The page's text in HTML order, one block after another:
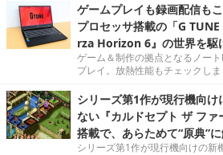
ゲームプレイも録画配信も
プロセッサ搭載の「G
rza Horizon 6』の世界を駆
ゲーム＆制作の拠点となるノー
プレイ。放熱性能もチェックしま
シリーズ第1作が現行機向
ない『カルドセプト ザ フ
搭載で、あらためて“原典”
シリーズ第1作が現行機向けの新